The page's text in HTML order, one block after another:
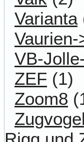
Varianta
Vaurien-
VB-
ZEF (1)
Zoom8